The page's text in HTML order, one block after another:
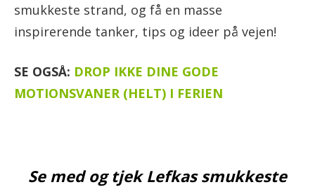
smukkeste strand, og få en masse
inspirerende tanker, tips og ideer på vejen!
SE OGSÅ: DROP IKKE DINE GODE
MOTIONSVANER (HELT) I FERIEN
Se med og tjek Lefkas smukkeste